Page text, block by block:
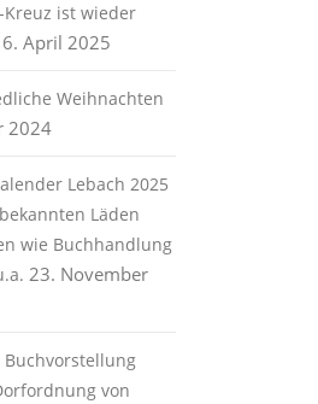
Kreuz ist wieder
April 2025
Weihnachten
2024
Lebach 2025
Läden
wie Buchhandlung
23. November
von